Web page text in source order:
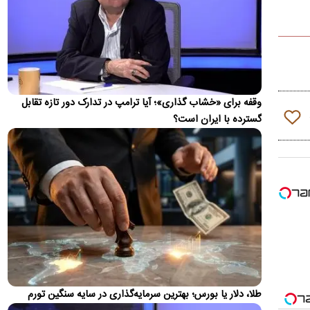
جمهوری خواه…
یوسف پزشکیان: اگر دولت شکست بخورد، ایران
شکست می‌خورد
مشاور رسانه‌ای رئیس جمهور گفت: اینکه آقای رئیس جمهور می‌گوید
اگر کسی می‌تواند تورم را کنترل کند، به میدان بیاید،…
تغییر مهم در کالابرگ؛ زمانبندی‌ شارژ اعتبار عوض شد
زمان واریز اعتبار کالابرگ برای سرپرستان خانوار با رقم آخر کدملی
چهار به بعد تغییر کرد
اولین واکنش رسمی به ماجرای اعمال ضریب ۲.۷
برای اینترنت بین‌الملل
سازمان تنظیم مقررات و ارتباطات رادیویی با رد ادعای اعمال ضریب
۲.۷ برای اینترنت بین‌الملل اعلام کرد که نحوه محاسبه مصرف…
روایت رویترز از اختلاف ایران و عمان بر سر عوارض
عبور از تنگه هرمز
یک رسانه آمریکایی مدعی شد که ایران و عمان در مذاکرات برای
بازگشایی مسیر کشتیرانی در تنگه هرمز، بر سر میزان عوارض عبور…
وقفه برای «خشاب گذاری»؛ آیا ترامپ در تدارک دور تازه تقابل
گسترده با ایران است؟
طلا، دلار یا بورس؛ بهترین سرمایه‌گذاری در سایه سنگین تورم